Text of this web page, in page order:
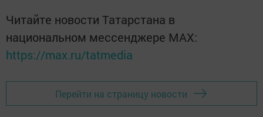
Читайте новости Татарстана в
национальном мессенджере MАХ:
https://max.ru/tatmedia
Перейти на страницу новости